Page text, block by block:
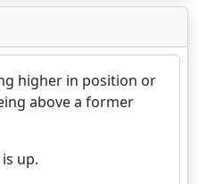
higher in position or
above a former
up.